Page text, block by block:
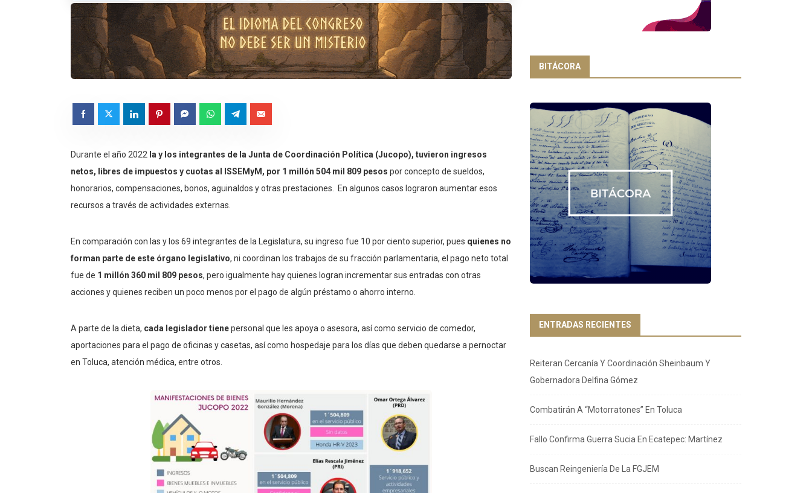
Durante el año 2022 la y los integrantes de la Junta de Coordinación Política (Jucopo), tuvieron ingresos
netos, libres de impuestos y cuotas al ISSEMyM, por 1 millón 504 mil 809 pesos por concepto de sueldos,
honorarios, compensaciones, bonos, aguinaldos y otras prestaciones. En algunos casos lograron aumentar esos
recursos a través de actividades externas.
En comparación con las y los 69 integrantes de la Legislatura, su ingreso fue 10 por ciento superior, pues quienes no
forman parte de este órgano legislativo, ni coordinan los trabajos de su fracción parlamentaria, el pago neto total
fue de 1 millón 360 mil 809 pesos, pero igualmente hay quienes logran incrementar sus entradas con otras
acciones y quienes reciben un poco menos por el pago de algún préstamo o ahorro interno.
A parte de la dieta, cada legislador tienepersonal que les apoya o asesora, así como servicio de comedor,
aportaciones para el pago de oficinas y casetas, así como hospedaje para los días que deben quedarse a pernoctar
en Toluca, atención médica, entre otros.
BITÁCORA
ENTRADAS RECIENTES
Reiteran Cercanía Y Coordinación Sheinbaum Y
Gobernadora Delfina Gómez
Combatirán A “Motorratones” En Toluca
Fallo Confirma Guerra Sucia En Ecatepec: Martínez
Buscan Reingeniería De La FGJEM